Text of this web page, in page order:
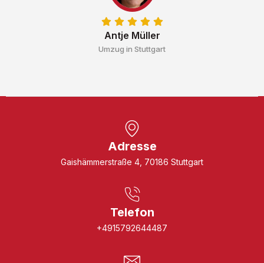
Antje Müller
Umzug in Stuttgart
Adresse
Gaishämmerstraße 4, 70186 Stuttgart
Telefon
+4915792644487